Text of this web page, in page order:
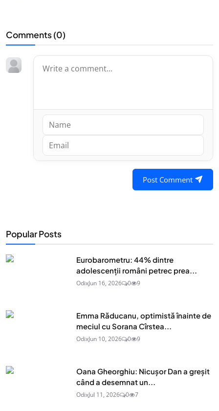
Comments (0)
Post Comment
Popular Posts
Eurobarometru: 44% dintre
adolescenţii români petrec prea...
OdixJun 16, 2026 0 9
Emma Răducanu, optimistă înainte de
meciul cu Sorana Cîrstea...
OdixJun 10, 2026 0 9
Oana Gheorghiu: Nicușor Dan a greșit
când a desemnat un...
OdixJul 11, 2026 0 7